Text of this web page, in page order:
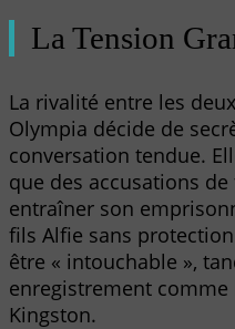
La Tension
La rivalité entre les
Olympia décide de
conversation tendue.
que des accusations
entraîner son
fils Alfie sans
être « intouchable »,
enregistrement
Kingston.